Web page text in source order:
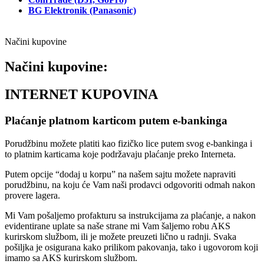
BG Elektronik (Panasonic)
Načini kupovine
Načini kupovine:
INTERNET KUPOVINA
Plaćanje platnom karticom putem e-bankinga
Porudžbinu možete platiti kao fizičko lice putem svog e-bankinga i
to platnim karticama koje podržavaju plaćanje preko Interneta.
Putem opcije “dodaj u korpu” na našem sajtu možete napraviti
porudžbinu, na koju će Vam naši prodavci odgovoriti odmah nakon
provere lagera.
Mi Vam pošaljemo profakturu sa instrukcijama za plaćanje, a nakon
evidentirane uplate sa naše strane mi Vam šaljemo robu AKS
kurirskom službom, ili je možete preuzeti lično u radnji. Svaka
pošiljka je osigurana kako prilikom pakovanja, tako i ugovorom koji
imamo sa AKS kurirskom službom.